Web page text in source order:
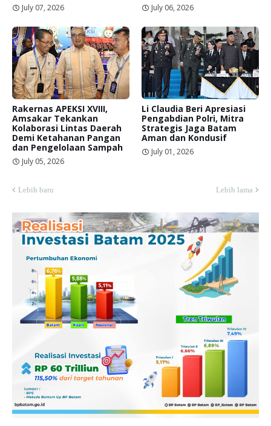
July 07, 2026 July 06, 2026
Rakernas APEKSI XVIII,
Amsakar Tekankan
Kolaborasi Lintas Daerah
Demi Ketahanan Pangan
dan Pengelolaan Sampah
July 05, 2026
Li Claudia Beri Apresiasi
Pengabdian Polri, Mitra
Strategis Jaga Batam
Aman dan Kondusif
July 01, 2026
Lebih baru Lebih lama